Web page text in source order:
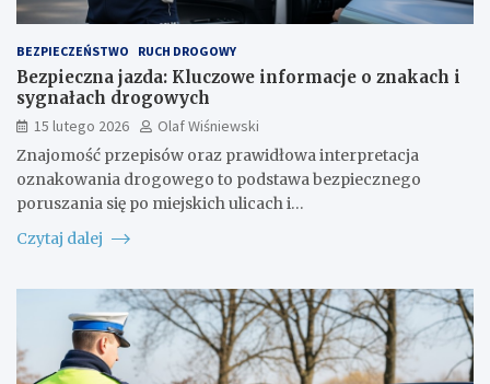
BEZPIECZEŃSTWO RUCH DROGOWY
Bezpieczna jazda: Kluczowe informacje o znakach i
sygnałach drogowych
15 lutego 2026
Olaf Wiśniewski
Znajomość przepisów oraz prawidłowa interpretacja
oznakowania drogowego to podstawa bezpiecznego
poruszania się po miejskich ulicach i…
Czytaj dalej